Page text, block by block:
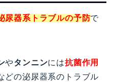
尿器系トラブルの予防で
やタンニンには抗菌作用
どの泌尿器系のトラブル